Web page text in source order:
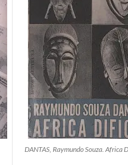
DANTAS, Raymundo Souza. Africa